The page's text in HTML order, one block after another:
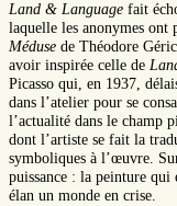
Land & Language fait
laquelle les anonymes ont
Méduse de Théodore
avoir inspirée celle de
Picasso qui, en 1937,
dans l’atelier pour se
l’actualité dans le champ
dont l’artiste se fait la
symboliques à l’œuvre.
puissance : la peinture qui
élan un monde en crise.